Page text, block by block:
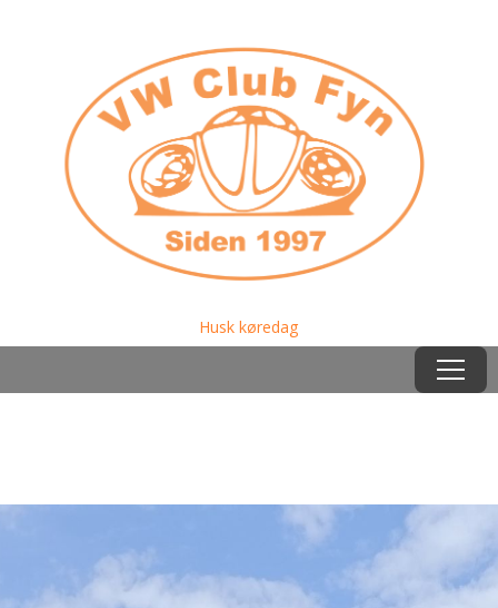
Husk køredag
Menu